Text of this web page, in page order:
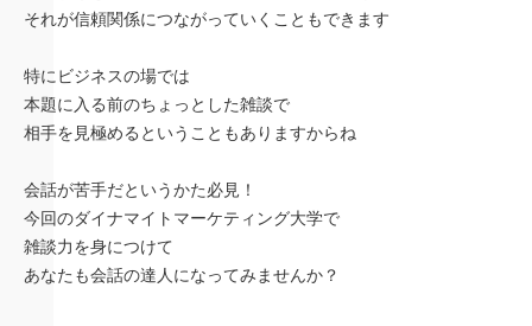
それが信頼関係につながっていくこともできます
特にビジネスの場では
本題に入る前のちょっとした雑談で
相手を見極めるということもありますからね
会話が苦手だというかた必見！
今回のダイナマイトマーケティング大学で
雑談力を身につけて
あなたも会話の達人になってみませんか？